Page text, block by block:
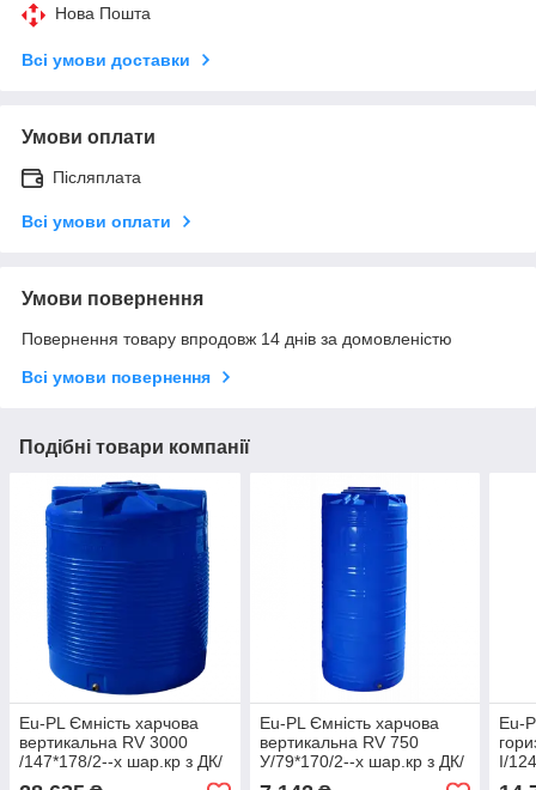
Нова Пошта
Всі умови доставки
Умови оплати
Післяплата
Всі умови оплати
Умови повернення
Повернення товару впродовж 14 днів за домовленістю
Всі умови повернення
Подібні товари компанії
Eu-PL Ємність харчова
вертикальна RV 3000
/147*178/2--х шар.кр з ДК/
синя /001606 + штуц 1"
Eu-PL Ємність харчова
вертикальна RV 750
У/79*170/2--х шар.кр з ДК/
синя/ 001601 + штуц 1/2"
Eu-
I/
з